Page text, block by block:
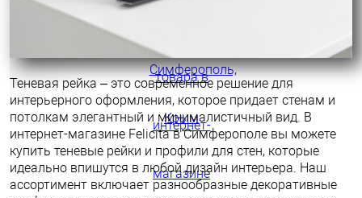
Теневая рейка – это современное решение для
интерьерного оформления, которое придает стенам и
потолкам элегантный и минималистичный вид. В
интернет-магазине Felicita в Симферополе вы можете
купить теневые рейки и профили для стен, которые
идеально впишутся в любой дизайн интерьера. Наш
ассортимент включает разнообразные декоративные